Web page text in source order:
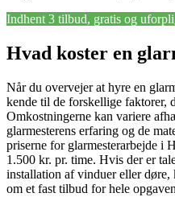
Indhent 3 tilbud, gratis og
Hvad koster en
Når du overvejer at hyre en
kende til de forskellige faktorer,
Omkostningerne kan variere
glarmesterens erfaring og de
priserne for glarmesterarbejde i
1.500 kr. pr. time. Hvis der er
installation af vinduer eller
om et fast tilbud for hele